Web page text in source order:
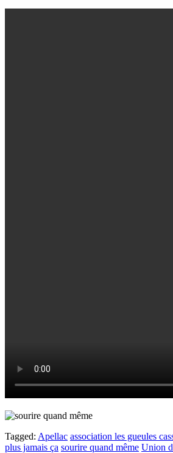
Tagged: Apellac association les gueules
plus jamais ça sourire quand même Union